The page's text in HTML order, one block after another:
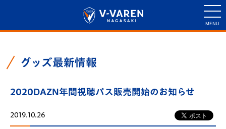
グッズ最新情報
2020DAZN年間視聴パス販売開始のお知らせ
2019.10.26